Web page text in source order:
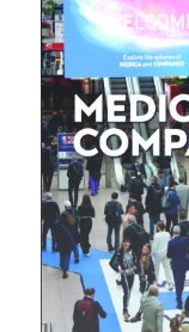
Mit
jede
E-
Mail
(erforderlich)